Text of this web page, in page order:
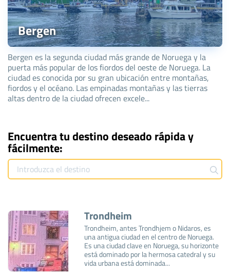
Bergen
Bergen es la segunda ciudad más grande de Noruega y la
puerta más popular de los fiordos del oeste de Noruega. La
ciudad es conocida por su gran ubicación entre montañas,
fiordos y el océano. Las empinadas montañas y las tierras
altas dentro de la ciudad ofrecen excele...
Encuentra tu destino deseado rápida y
fácilmente:
Trondheim
Trondheim, antes Trondhjem o Nidaros, es
una antigua ciudad en el centro de Noruega.
Es una ciudad clave en Noruega, su horizonte
está dominado por la hermosa catedral y su
vida urbana está dominada...